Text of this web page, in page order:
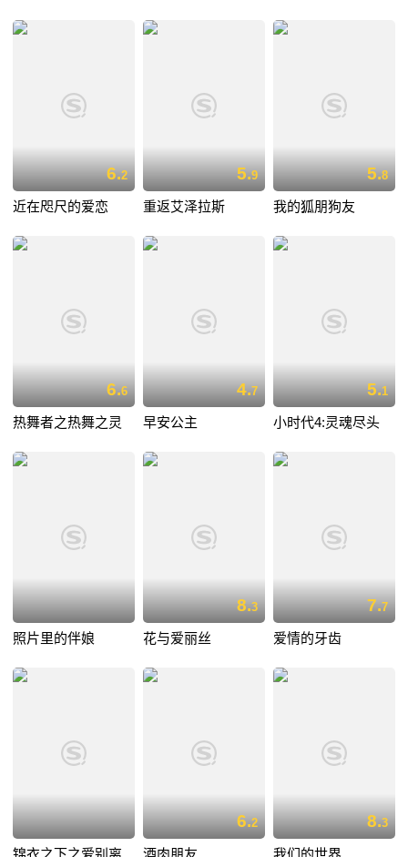
6.2
近在咫尺的爱恋
5.9
重返艾泽拉斯
5.8
我的狐朋狗友
6.6
热舞者之热舞之灵
4.7
早安公主
5.1
小时代4:灵魂尽头
照片里的伴娘
8.3
花与爱丽丝
7.7
爱情的牙齿
6.2 8.3